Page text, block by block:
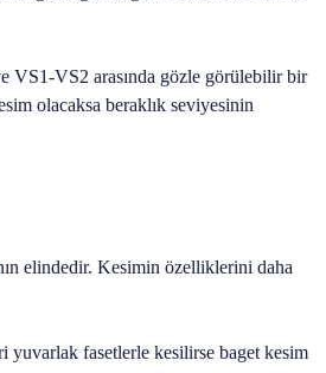
VS1-VS2 arasında gözle görülebilir bir
olacaksa beraklık seviyesinin
elindedir. Kesimin özelliklerini daha
yuvarlak fasetlerle kesilirse baget kesim